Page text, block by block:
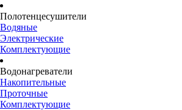
Полотенцесушители
Водяные
Электрические
Комплектующие
Водонагреватели
Накопительные
Проточные
Комплектующие